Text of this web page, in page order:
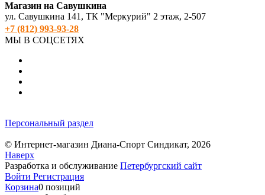
Магазин на Савушкина
ул. Савушкина 141, ТК "Меркурий" 2 этаж, 2-507
+7 (812) 993-93-28
МЫ В СОЦСЕТЯХ
Персональный раздел
© Интернет-магазин Диана-Спорт Синдикат, 2026
Наверх
Разработка и обслуживание Петербургский сайт
Войти Регистрация
Корзина0 позиций